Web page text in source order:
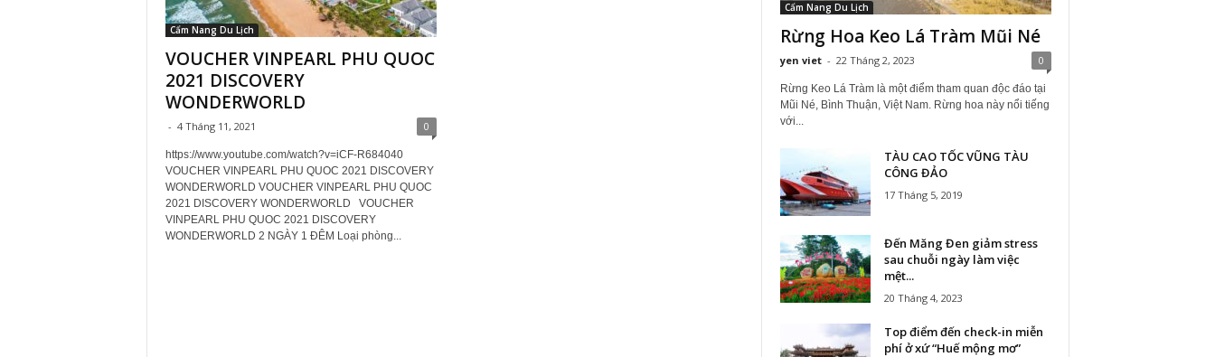
Cẩm Nang Du Lịch
VOUCHER VINPEARL PHU QUOC
2021 DISCOVERY
WONDERWORLD
- 4 Tháng 11, 2021 0
https://www.youtube.com/watch?v=iCF-R684040
VOUCHER VINPEARL PHU QUOC 2021 DISCOVERY
WONDERWORLD VOUCHER VINPEARL PHU QUOC
2021 DISCOVERY WONDERWORLD VOUCHER
VINPEARL PHU QUOC 2021 DISCOVERY
WONDERWORLD 2 NGÀY 1 ĐÊM Loại phòng...
Cẩm Nang Du Lịch
Rừng Hoa Keo Lá Tràm Mũi Né
yen viet - 22 Tháng 2, 2023 0
Rừng Keo Lá Tràm là một điểm tham quan độc đáo tại
Mũi Né, Bình Thuận, Việt Nam. Rừng hoa này nổi tiếng
với...
TÀU CAO TỐC VŨNG TÀU
CÔNG ĐẢO
17 Tháng 5, 2019
Đến Măng Đen giảm stress
sau chuỗi ngày làm việc
mệt...
20 Tháng 4, 2023
Top điểm đến check-in miễn
phí ở xứ “Huế mộng mơ”